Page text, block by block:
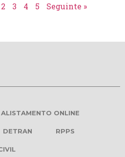
2 3 4 5 Seguinte »
ALISTAMENTO ONLINE
DETRAN RPPS